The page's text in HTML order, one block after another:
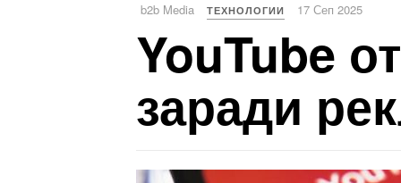
b2b Media ТЕХНОЛОГИИ 17 Сеп 2025
YouTube
заради